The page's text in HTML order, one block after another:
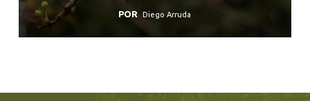
POR Diego Arruda